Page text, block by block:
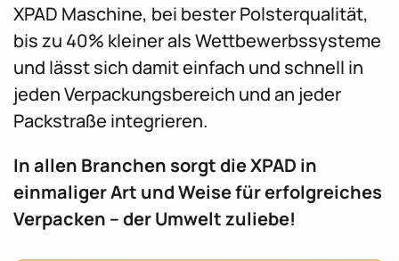
XPAD Maschine, bei bester Polsterqualität,
bis zu 40% kleiner als Wettbewerbssysteme
und lässt sich damit einfach und schnell in
jeden Verpackungsbereich und an jeder
Packstraße integrieren.
In allen Branchen sorgt die XPAD in
einmaliger Art und Weise für erfolgreiches
Verpacken – der Umwelt zuliebe!